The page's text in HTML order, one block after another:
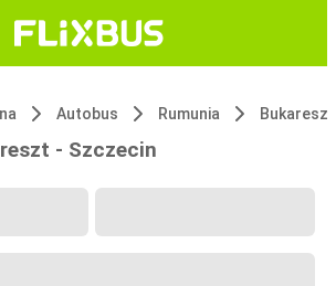
Autobus Rumunia Bukareszt
- Szczecin